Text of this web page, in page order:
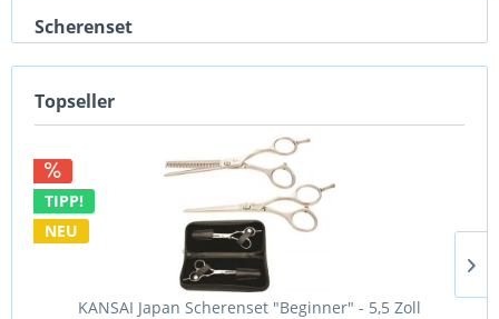
Scherenset
Topseller
TIPP!
NEU
KANSAI Japan Scherenset "Beginner" - 5,5 Zoll